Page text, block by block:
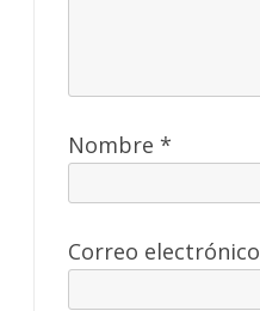
Nombre *
Correo electrónico